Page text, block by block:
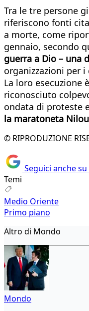
Tra le tre persone
riferiscono fonti
a morte, come
gennaio, secondo
guerra a Dio – una
organizzazioni per
La loro esecuzione
riconosciuto
ondata di proteste
la maratoneta
© RIPRODUZIONE
Seguici anche
Temi
Medio Oriente
Primo piano
Altro di Mondo
Mondo